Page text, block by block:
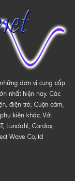
đơn vị cung cấp
nhất hiện nay. Các
điện trở, Cuộn cảm,
kiện khác..Với
Lundahl, Cardas,
Wave Co,ltd